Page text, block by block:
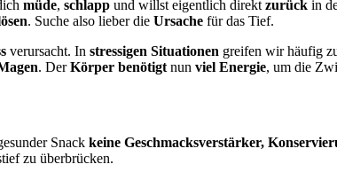
müde, schlapp und willst eigentlich direkt zurück in
. Suche also lieber die Ursache für das Tief.
verursacht. In stressigen Situationen greifen wir häufig
. DerKörper benötigt nun viel Energie, um die
Snack keine Geschmacksverstärker,
zu überbrücken.